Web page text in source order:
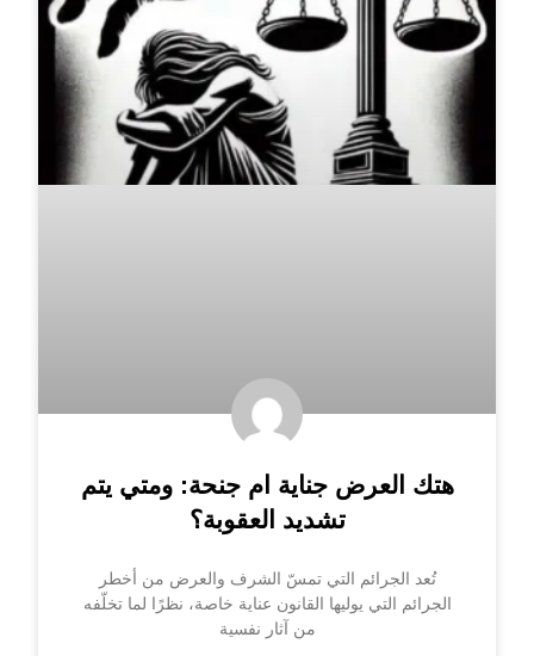
هتك العرض جناية ام جنحة: ومتي يتم
تشديد العقوبة؟
تُعد الجرائم التي تمسّ الشرف والعرض من أخطر
الجرائم التي يوليها القانون عناية خاصة، نظرًا لما تخلّفه
من آثار نفسية